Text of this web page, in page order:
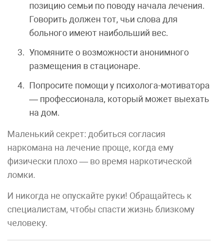
позицию семьи по поводу начала лечения.
Говорить должен тот, чьи слова для
больного имеют наибольший вес.
Упомяните о возможности анонимного
размещения в стационаре.
Попросите помощи у психолога-мотиватора
— профессионала, который может выехать
на дом.
Маленький секрет: добиться согласия
наркомана на лечение проще, когда ему
физически плохо — во время наркотической
ломки.
И никогда не опускайте руки! Обращайтесь к
специалистам, чтобы спасти жизнь близкому
человеку.